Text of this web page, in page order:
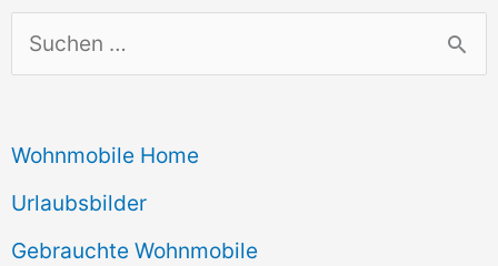
u
h
e
n
Wohnmobile Home
Urlaubsbilder
Gebrauchte Wohnmobile